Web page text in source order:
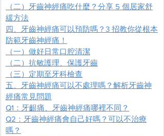
（二）牙齒神經痛吃什麼？分享 5 個居家舒
緩方法
四、牙齒神經痛可以預防嗎？3 招教你從根本
防範牙齒神經痛！
（一）做好日常口腔清潔
（二）抗敏護理、保護牙齒
（三）定期至牙科檢查
五、牙齒神經痛可以不處理嗎？解析牙齒神
經痛常見問題
Q1：牙齦痛、牙齒神經痛哪裡不同？
Q2：牙齒神經痛會自己好嗎？可以不治療
嗎？